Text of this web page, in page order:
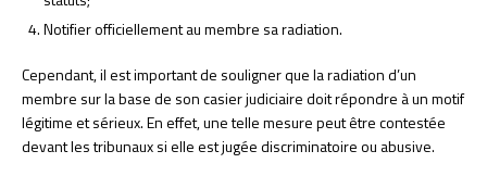
Notifier officiellement au membre sa radiation.
Cependant, il est important de souligner que la radiation d’un
membre sur la base de son casier judiciaire doit répondre à un motif
légitime et sérieux. En effet, une telle mesure peut être contestée
devant les tribunaux si elle est jugée discriminatoire ou abusive.